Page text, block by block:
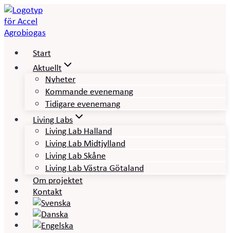
Skip
to
content
Start
Aktuellt
Nyheter
Kommande evenemang
Tidigare evenemang
Living Labs
Living Lab Halland
Living Lab Midtjylland
Living Lab Skåne
Living Lab Västra Götaland
Om projektet
Kontakt